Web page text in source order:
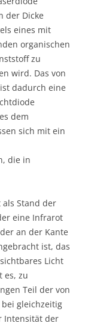
der Dicke
eines mit
organischen
zu
wird. Das von
dadurch eine
dem
sich mit ein
die in
Stand der
eine Infrarot
an der Kante
ist, das
Licht
es, zu
Teil der von
gleichzeitig
Intensität der